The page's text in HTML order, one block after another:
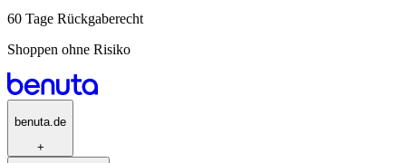
60 Tage Rückgaberecht
Shoppen ohne Risiko
benuta.de
+